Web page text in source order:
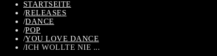
STARTSEITE
/RELEASES
/DANCE
/POP
/YOU LOVE DANCE
/ICH WOLLTE NIE ...